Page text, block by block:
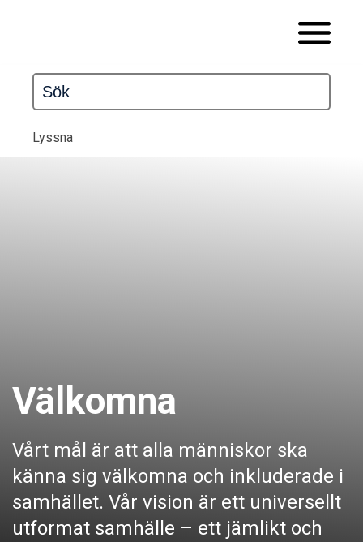
Lyssna
Välkomna
Vårt mål är att alla människor ska
känna sig välkomna och inkluderade i
samhället. Vår vision är ett universellt
utformat samhälle – ett jämlikt och